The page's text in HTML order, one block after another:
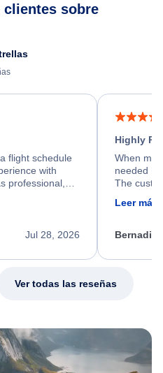
clientes sobre
flight schedule
with
professional,
the
solution and
Jul 28, 2026
Highly
When my
needed
The
calm,
my issue.
Leer más
Ver todas las reseñas